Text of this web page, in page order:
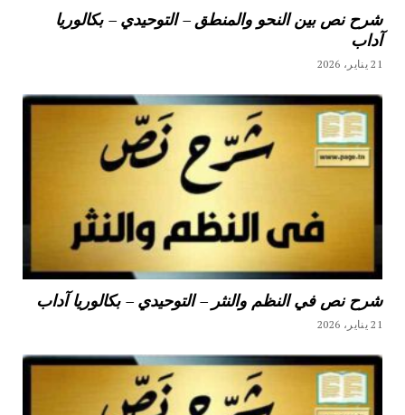
شرح نص بين النحو والمنطق – التوحيدي – بكالوريا
آداب
21 يناير، 2026
شرح نص في النظم والنثر – التوحيدي – بكالوريا آداب
21 يناير، 2026